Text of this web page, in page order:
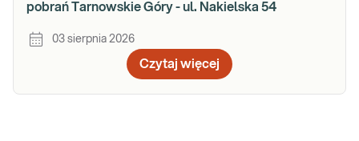
pobrań Tarnowskie Góry - ul. Nakielska 54
03 sierpnia 2026
Czytaj więcej